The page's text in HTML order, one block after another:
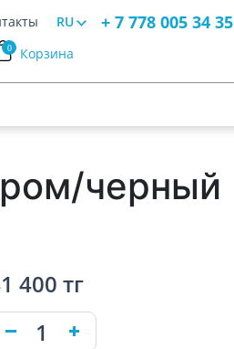
RU
Корзина
0
+ 7 778 005 34 35
черный
400 тг